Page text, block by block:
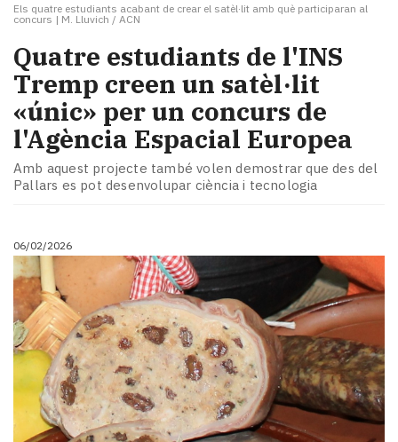
Els quatre estudiants acabant de crear el satèl·lit amb què participaran al
concurs | M. Lluvich / ACN
Quatre estudiants de l'INS
Tremp creen un satèl·lit
«únic» per un concurs de
l'Agència Espacial Europea
Amb aquest projecte també volen demostrar que des del
Pallars es pot desenvolupar ciència i tecnologia
06/02/2026